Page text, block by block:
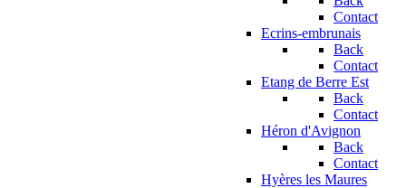
Contact
Ecrins-embrunais
Back
Contact
Etang de Berre Est
Back
Contact
Héron d'Avignon
Back
Contact
Hyères les Maures